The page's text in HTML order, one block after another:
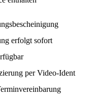
erfolgt sofort
per Video-Ident